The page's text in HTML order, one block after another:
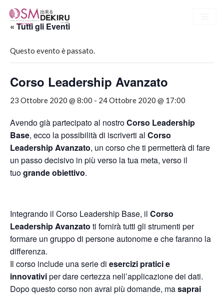
Vai
contenuto
« Tutti gli Eventi
Questo evento è passato.
Corso Leadership Avanzato
23 Ottobre 2020 @ 8:00 - 24 Ottobre 2020 @ 17:00
Avendo già partecipato al nostroCorso Leadership
Base, ecco la possibilità di iscriverti al Corso
Leadership Avanzato, un corso che ti permetterà di fare
un passo decisivo in più verso la tua meta, verso il
tuogrande obiettivo.
Integrando il Corso Leadership Base, il Corso
Leadership Avanzato ti fornirà tutti gli strumenti per
formare un gruppo di persone autonome e che faranno la
differenza.
Il corso include una serie di esercizi pratici e
innovativiper dare certezza nell’applicazione dei dati.
Dopo questo corso non avrai più domande, masaprai